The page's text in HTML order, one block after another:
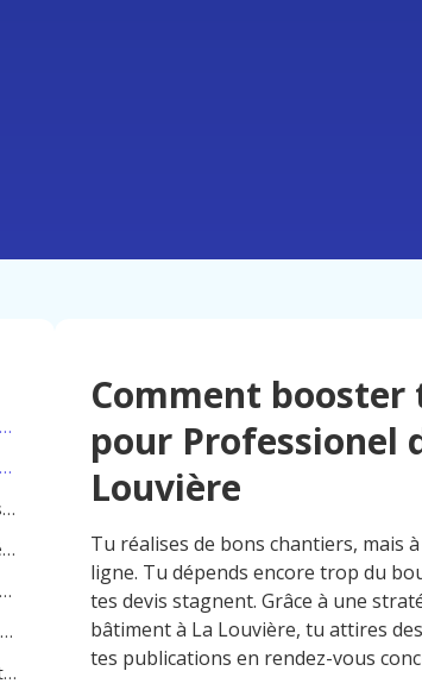
Comment booster ta Visibilité sur Meta pour Professionel du bâtiment à La Louvière
Comment choisir la meilleure agence pour optimiser la Visibilité sur Meta pour Professionel du bâtiment à La Louvière
Choisir efficacement Visibilité sur Meta pour Professionel du bâtiment à La Louvière
Comment optimiser la Visibilité sur Meta pour Professionel du bâtiment à La Louvière
Visibilité sur Meta pour Professionel du bâtiment à La Louvière
Combien de temps pour voir des résultats
Alternatives à Visibilité sur Meta pour Professionel du bâtiment à La Louvière
Comment
pour Professionel
Louvière
Tu réalises de bons chantiers, mais
ligne. Tu dépends encore trop du
tes devis stagnent. Grâce à une
bâtiment à La Louvière, tu attires
tes publications en rendez-vous